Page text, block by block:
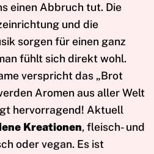
einen Abbruch tut. Die
und die
sorgen für einen ganz
fühlt sich direkt wohl.
verspricht das „Brot
Aromen aus aller Welt
hervorragend! Aktuell
Kreationen, fleisch- und
oder vegan. Es ist